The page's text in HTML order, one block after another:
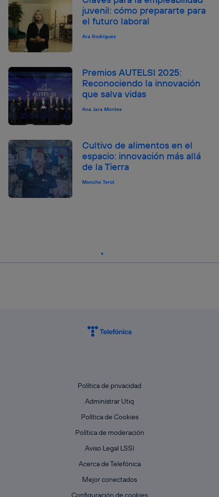
juvenil: cómo prepararte para
el futuro laboral
Ara Rodríguez
Premios AUTELSI 2025:
Reconociendo la innovación
que salva vidas
Ana Jara Montes
Cultivo de alimentos en el
espacio: innovación más allá
de la Tierra
Moncho Terol
Política de privacidad
Administrar Utiq
Política de Cookies
Política de moderación
Aviso Legal LSSI
Acerca de Telefónica
Mejor conectados